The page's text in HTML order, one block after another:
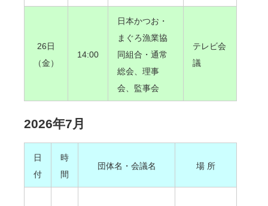
26日
（金）
14:00
日本かつお・
まぐろ漁業協
同組合・通常
総会、理事
会、監事会
テレビ会
議
2026年7月
日
付
時
間
団体名・会議名 場 所